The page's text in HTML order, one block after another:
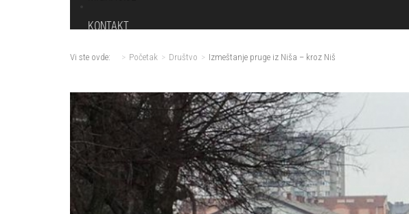
KONTAKT
Vi ste ovde: Početak Društvo Izmeštanje pruge iz Niša – kroz Niš